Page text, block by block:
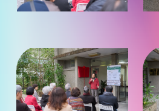
觀
觀
照
片
放
大
照
片
放
大